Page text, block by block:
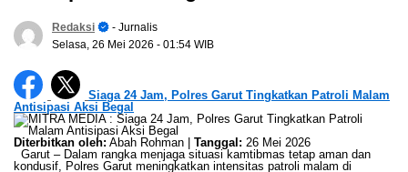
Redaksi
- Jurnalis
Selasa, 26 Mei 2026 - 01:54 WIB
Siaga 24 Jam, Polres Garut Tingkatkan Patroli Malam
Antisipasi Aksi Begal
Diterbitkan oleh: Abah Rohman | Tanggal: 26 Mei 2026
Garut – Dalam rangka menjaga situasi kamtibmas tetap aman dan
kondusif, Polres Garut meningkatkan intensitas patroli malam di